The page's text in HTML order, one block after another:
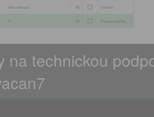
na technickou